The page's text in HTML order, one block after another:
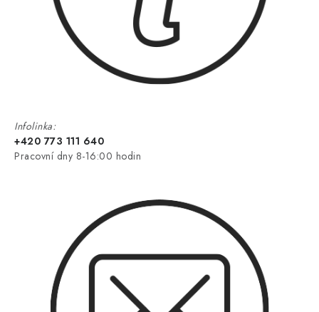
Infolinka:
+420 773 111 640
Pracovní dny 8-16:00 hodin